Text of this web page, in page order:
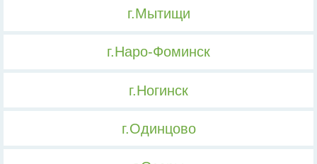
г.Мытищи
г.Наро-Фоминск
г.Ногинск
г.Одинцово